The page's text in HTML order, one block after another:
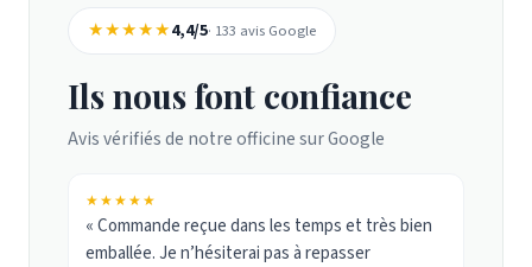
★★★★★4,4/5· 133 avis Google
Ils nous font confiance
Avis vérifiés de notre officine sur Google
★★★★★
« Commande reçue dans les temps et très bien
emballée. Je n’hésiterai pas à repasser